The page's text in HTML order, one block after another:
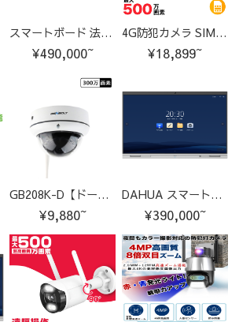
スマートボード 法人向け 大型タッチパネル 75インチ
¥490,000~
4G防犯カメラ SIMカード付属 2/500万画素 パンチルト対応 AI検知機能付き C-GB213-4G
¥18,899~
GB208K-D【ドーム型】GB205/GB208増設通用1-8台選択する
¥9,880~
DAHUA スマートボード 法人向け 大型タッチパネル 55/65/75インチ
¥390,000~